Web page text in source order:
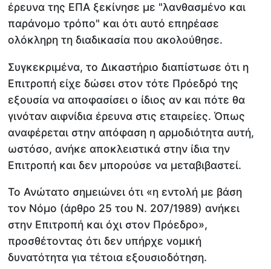
έρευνα της ΕΠΑ ξεκίνησε με "λανθασμένο και
παράνομο τρόπο" και ότι αυτό επηρέασε
ολόκληρη τη διαδικασία που ακολούθησε.
Συγκεκριμένα, το Δικαστήριο διαπίστωσε ότι η
Επιτροπή είχε δώσει στον τότε Πρόεδρό της
εξουσία να αποφασίσει ο ίδιος αν και πότε θα
γινόταν αιφνίδια έρευνα στις εταιρείες. Όπως
αναφέρεται στην απόφαση η αρμοδιότητα αυτή,
ωστόσο, ανήκε αποκλειστικά στην ίδια την
Επιτροπή και δεν μπορούσε να μεταβιβαστεί.
Το Ανώτατο σημειώνει ότι «η εντολή με βάση
τον Νόμο (άρθρο 25 του Ν. 207/1989) ανήκει
στην Επιτροπή και όχι στον Πρόεδρο»,
προσθέτοντας ότι δεν υπήρχε νομική
δυνατότητα για τέτοια εξουσιοδότηση.